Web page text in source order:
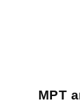
МРТ